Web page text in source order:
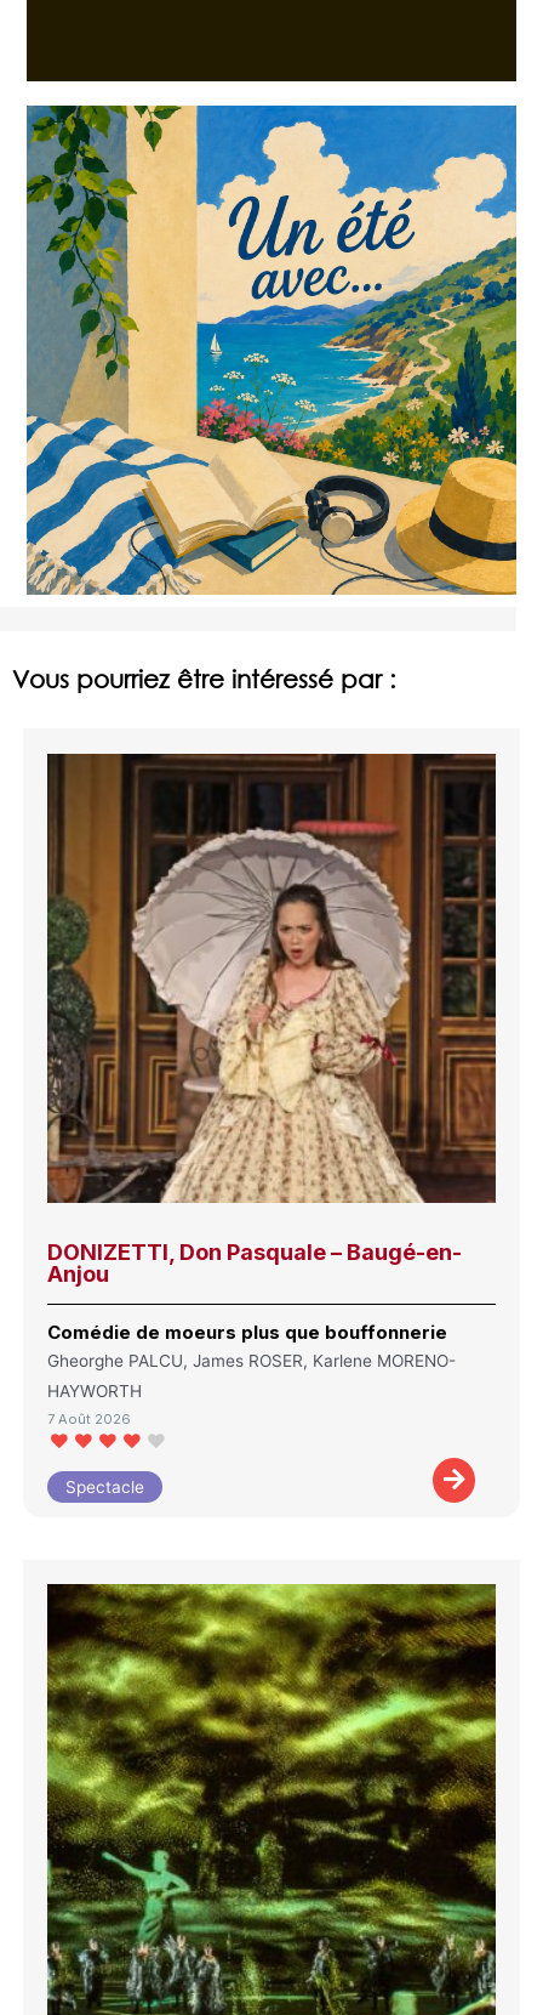
Vous pourriez être intéressé par :
DONIZETTI, Don Pasquale – Baugé-en-
Anjou
Comédie de moeurs plus que bouffonnerie
Gheorghe PALCU, James ROSER, Karlene MORENO-
HAYWORTH
7 Août 2026
Spectacle